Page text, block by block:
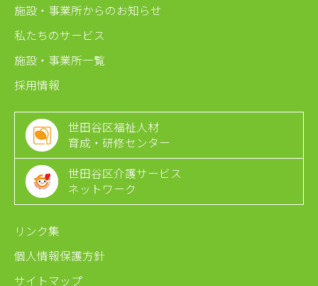
施設・事業所からのお知らせ
私たちのサービス
施設・事業所一覧
採用情報
世田谷区福祉人材
育成・研修センター
世田谷区介護サービス
ネットワーク
リンク集
個人情報保護方針
サイトマップ